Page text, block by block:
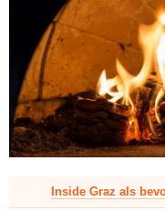
Inside Graz als